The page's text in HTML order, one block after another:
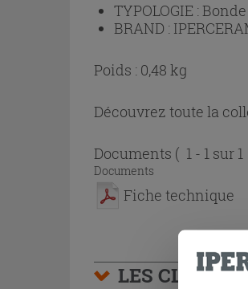
TYPOLOGIE :
BRAND :
Poids : 0,48 kg
Découvrez toute la
Documents ( 1 - 1 sur
Documents
Fiche technique
LES CLIENTS